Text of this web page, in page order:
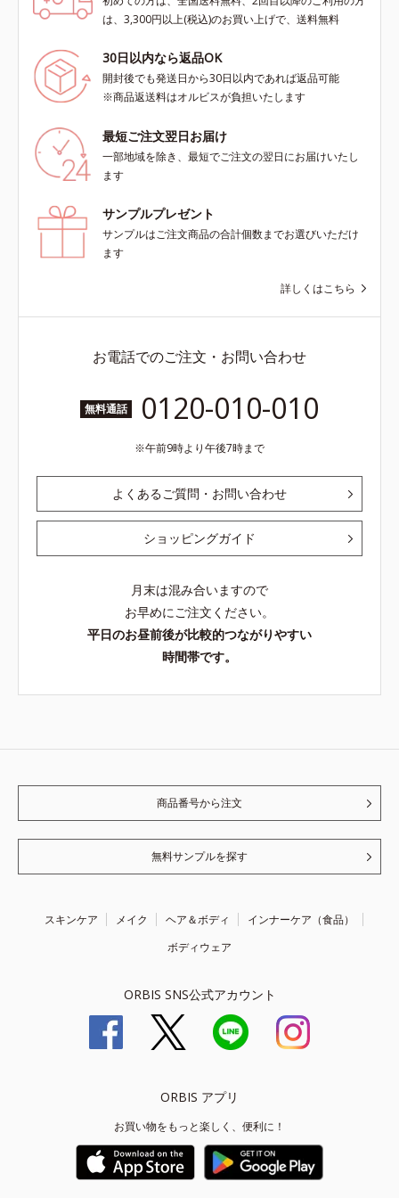
は、3,300円以上(税込)のお買い上げで、送料無料
30日以内なら返品OK
開封後でも発送日から30日以内であれば返品可能
※商品返送料はオルビスが負担いたします
最短ご注文翌日お届け
一部地域を除き、最短でご注文の翌日にお届けいたし
ます
サンプルプレゼント
サンプルはご注文商品の合計個数までお選びいただけ
ます
詳しくはこちら
お電話でのご注文・お問い合わせ
無料通話 0120-010-010
午前9時より午後7時まで
よくあるご質問・お問い合わせ
ショッピングガイド
月末は混み合いますので
お早めにご注文ください。
平日のお昼前後が比較的つながりやすい
時間帯です。
商品番号から注文
無料サンプルを探す
スキンケア メイク ヘア＆ボディ
インナーケア（食品）
ボディウェア
ORBIS SNS公式アカウント
ORBIS アプリ
お買い物をもっと楽しく、便利に！